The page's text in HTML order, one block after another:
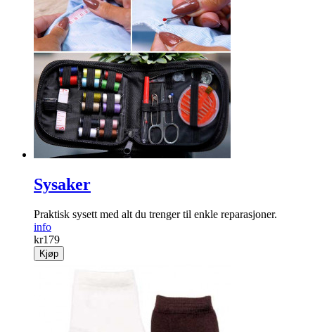
Sysaker
Praktisk sysett med alt du trenger til enkle reparasjoner.
info
kr179
Kjøp